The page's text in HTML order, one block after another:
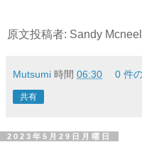
原文投稿者: Sandy Mcneel
Mutsumi 時間 06:30 0 件
共有
2023年5月29日月曜日